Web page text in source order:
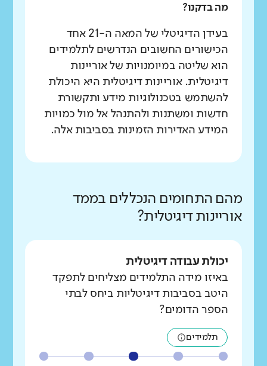
מה בדקנו?
בעידן הדיגיטלי של המאה ה-21 אחד
הכישורים החשובים הנדרשים לתלמידים
הוא שליטה במיומנויות של אוריינות
דיגיטלית. אוריינות דיגיטלית היא היכולת
להשתמש בטכנולוגיות מידע ותקשורת
חדשות ומשתנות ולהתנהל אל מול כמויות
המידע האדירות הזמינות בסביבות אלה.
מהם התחומים הנכללים בממד
אוריינות דיגיטלית?
יכולת עבודה דיגיטלית
באיזו מידה התלמידים מצליחים לתפקד
היטב בסביבות דיגיטליות ביחס לבתי
הספר הדומים?
תלמידים